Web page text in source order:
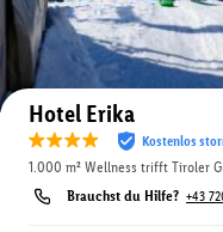
Hotel Erika
Kostenlos
1.000 m² Wellness trifft Tiroler
Brauchst du Hilfe? +43